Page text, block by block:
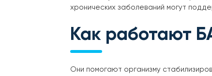
хронических заболеваний могут
Как работают
Они помогают организму